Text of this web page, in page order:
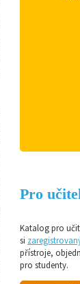
Pro
Katalog pro
si
přístroje,
pro studenty.